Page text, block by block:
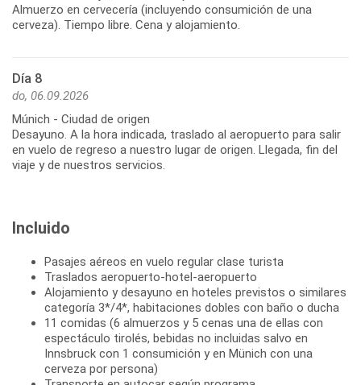
Almuerzo en cervecería (incluyendo consumición de una
Día 8
do, 06.09.2026
Múnich - Ciudad de origen
Desayuno. A la hora indicada, traslado al aeropuerto para salir
en vuelo de regreso a nuestro lugar de origen. Llegada, fin del
Incluido
Pasajes aéreos en vuelo regular clase turista
Traslados aeropuerto-hotel-aeropuerto
Alojamiento y desayuno en hoteles previstos o similares
categoría 3*/4*, habitaciones dobles con baño o ducha
11 comidas (6 almuerzos y 5 cenas una de ellas con
espectáculo tirolés, bebidas no incluidas salvo en
Innsbruck con 1 consumición y en Münich con una
cerveza por persona)